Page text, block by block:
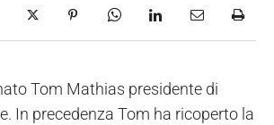
Tom Mathias presidente di
In precedenza Tom ha ricoperto la